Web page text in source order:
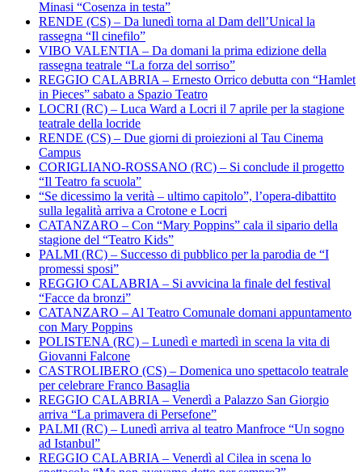
Minasi “Cosenza in testa”
RENDE (CS) – Da lunedì torna al Dam dell’Unical la
rassegna “Il cinefilo”
VIBO VALENTIA – Da domani la prima edizione della
rassegna teatrale “La forza del sorriso”
REGGIO CALABRIA – Ernesto Orrico debutta con “Hamlet
in Pieces” sabato a Spazio Teatro
LOCRI (RC) – Luca Ward a Locri il 7 aprile per la stagione
teatrale della locride
RENDE (CS) – Due giorni di proiezioni al Tau Cinema
Campus
CORIGLIANO-ROSSANO (RC) – Si conclude il progetto
“Il Teatro fa scuola”
“Se dicessimo la verità – ultimo capitolo”, l’opera-dibattito
sulla legalità arriva a Crotone e Locri
CATANZARO – Con “Mary Poppins” cala il sipario della
stagione del “Teatro Kids”
PALMI (RC) – Successo di pubblico per la parodia de “I
promessi sposi”
REGGIO CALABRIA – Si avvicina la finale del festival
“Facce da bronzi”
CATANZARO – Al Teatro Comunale domani appuntamento
con Mary Poppins
POLISTENA (RC) – Lunedì e martedì in scena la vita di
Giovanni Falcone
CASTROLIBERO (CS) – Domenica uno spettacolo teatrale
per celebrare Franco Basaglia
REGGIO CALABRIA – Venerdì a Palazzo San Giorgio
arriva “La primavera di Persefone”
PALMI (RC) – Lunedì arriva al teatro Manfroce “Un sogno
ad Istanbul”
REGGIO CALABRIA – Venerdì al Cilea in scena lo